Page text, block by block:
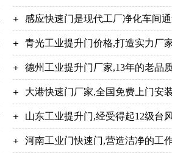
广州奇翔
感应快速门是现代工厂净化车间
州奇翔
青光工业提升门价格,打造实力厂
翔】
德州工业提升门厂家,13年的老品
【广州奇翔】
大港快速门厂家,全国免费上门安
【广州奇翔】
山东工业提升门,经受得起12级台
【广州奇翔】
河南工业门快速门,营造洁净的工